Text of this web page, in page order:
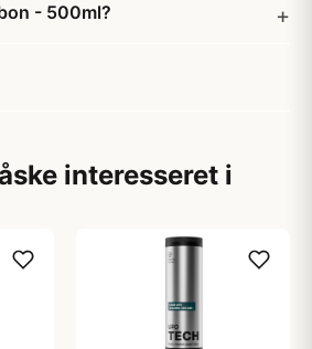
- 500ml?
interesseret i